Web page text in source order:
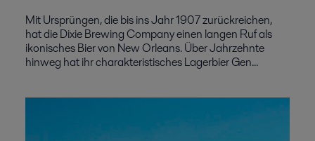
Mit Ursprüngen, die bis ins Jahr 1907 zurückreichen,
hat die Dixie Brewing Company einen langen Ruf als
ikonisches Bier von New Orleans. Über Jahrzehnte
hinweg hat ihr charakteristisches Lagerbier Gen...